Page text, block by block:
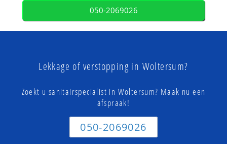
050-2069026
Lekkage of verstopping in Woltersum?
Zoekt u sanitairspecialist in Woltersum? Maak nu een
afspraak!
050-2069026